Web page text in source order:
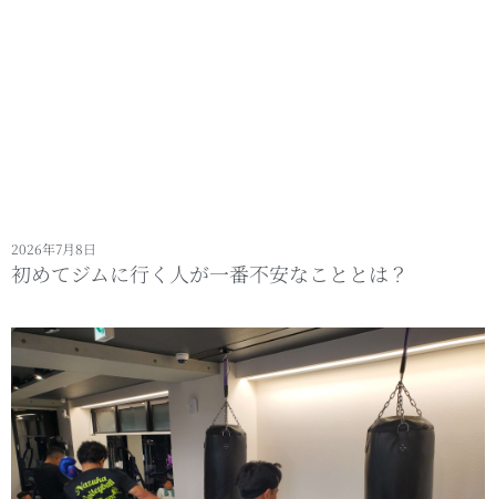
初めてジムに行く人が一番不安なこととは？
2026年7月8日